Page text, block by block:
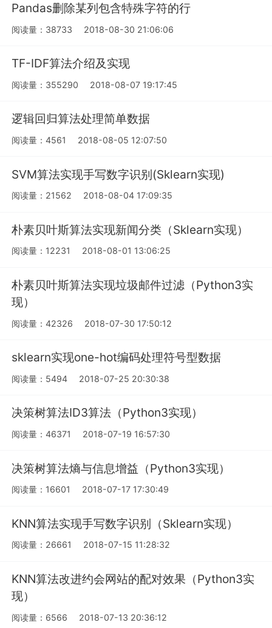
Pandas删除某列包含特殊字符的行
阅读量：38733 2018-08-30 21:06:06
TF-IDF算法介绍及实现
阅读量：355290 2018-08-07 19:17:45
逻辑回归算法处理简单数据
阅读量：4561 2018-08-05 12:07:50
SVM算法实现手写数字识别(Sklearn实现)
阅读量：21562 2018-08-04 17:09:35
朴素贝叶斯算法实现新闻分类（Sklearn实现）
阅读量：12231 2018-08-01 13:06:25
朴素贝叶斯算法实现垃圾邮件过滤（Python3实
现）
阅读量：42326 2018-07-30 17:50:12
sklearn实现one-hot编码处理符号型数据
阅读量：5494 2018-07-25 20:30:38
决策树算法ID3算法（Python3实现）
阅读量：46371 2018-07-19 16:57:30
决策树算法熵与信息增益（Python3实现）
阅读量：16601 2018-07-17 17:30:49
KNN算法实现手写数字识别（Sklearn实现）
阅读量：26661 2018-07-15 11:28:32
KNN算法改进约会网站的配对效果（Python3实
现）
阅读量：6566 2018-07-13 20:36:12